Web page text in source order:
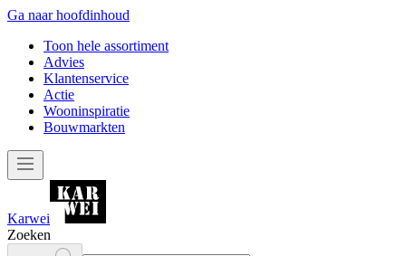
Ga naar hoofdinhoud
Toon hele assortiment
Advies
Klantenservice
Actie
Wooninspiratie
Bouwmarkten
Karwei
Zoeken